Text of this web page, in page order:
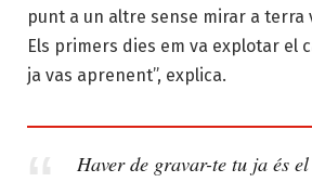
punt a un altre sense mirar a terra
Els primers dies em va explotar el
ja vas aprenent”, explica.
Haver de gravar-te tu ja és